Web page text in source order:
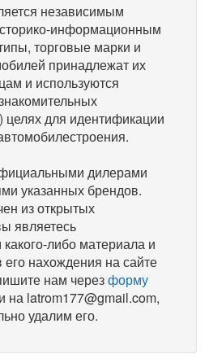
независимым
информационным
торговые марки и
принадлежат их
и используются
для идентификации
дилерами
указанных брендов.
из открытых
являетесь
либо материала и
его нахождения на сайте
нам черезформу
на latrom177@gmail.com,
удалим его.